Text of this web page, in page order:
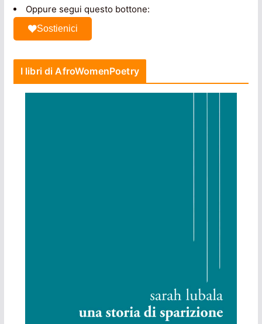
Oppure segui questo bottone:
Sostienici
I libri di AfroWomenPoetry